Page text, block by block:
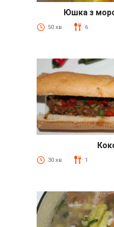
Юшка з
50 хв 6
30 хв 1